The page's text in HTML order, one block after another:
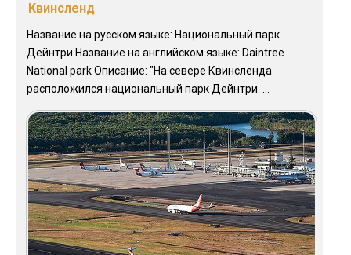
Квинсленд
Название на русском языке: Национальный парк
Дейнтри Название на английском языке: Daintree
National park Описание: "На севере Квинсленда
расположился национальный парк Дейнтри. ...